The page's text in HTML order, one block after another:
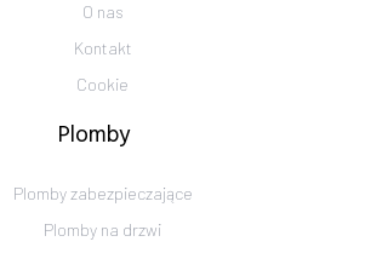
O nas
Kontakt
Cookie
Plomby
Plomby zabezpieczające
Plomby na drzwi